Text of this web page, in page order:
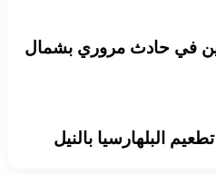
في حادث مروري بشمال
البلهارسيا بالنيل